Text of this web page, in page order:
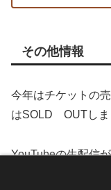
その他情報
今年はチケットの
はSOLD OUTしま
YouTubeの生配信